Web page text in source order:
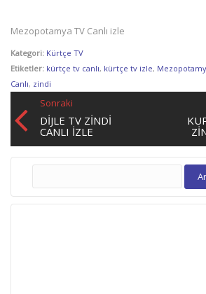
Mezopotamya TV Canlı izle
Kategori: Kürtçe TV
Etiketler: kürtçe tv canlı, kürtçe tv izle,
Canlı, zindi
Sonraki
DİJLE TV ZINDI
CANLI İZLE
Arama: